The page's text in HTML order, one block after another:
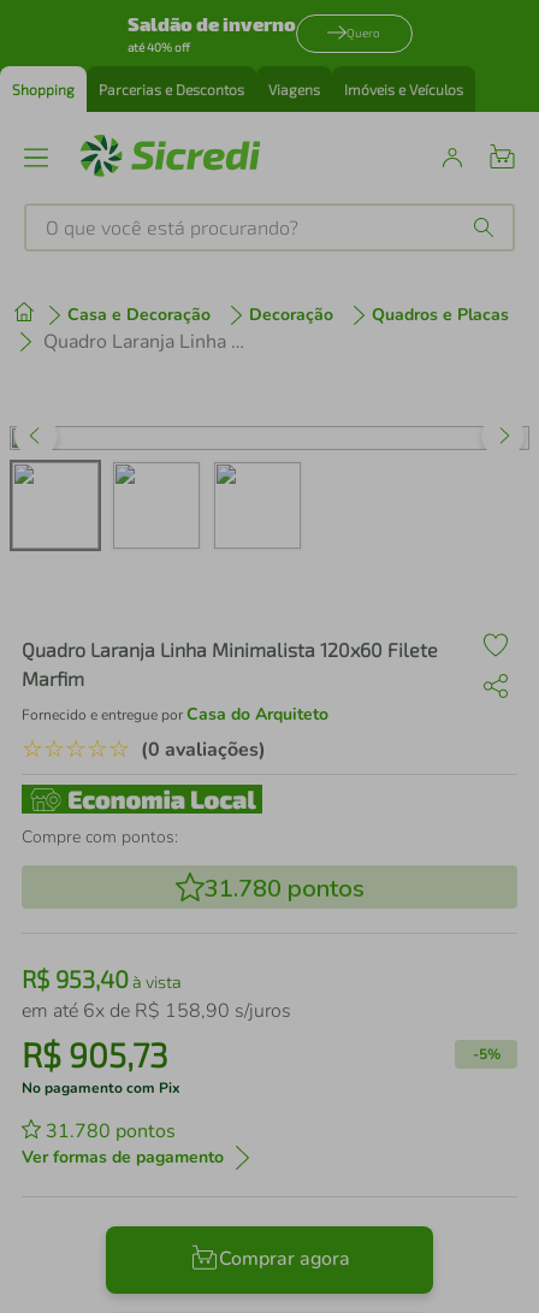
Saldão de inverno
até 40% off
Quero
Shopping Parcerias e Descontos Viagens Imóveis e Veículos
O que você está procurando?
Casa e Decoração Decoração Quadros e Placas
Quadro Laranja Linha Minimalista 120x60 Filete Marfim
Quadro Laranja Linha Minimalista 120x60 Filete
Marfim
Fornecido e entregue porCasa do Arquiteto
☆☆☆☆☆ (0 avaliações)
Compre com pontos:
31.780 pontos
R$ 953,40à vista
em até 6x de R$ 158,90 s/juros
R$ 905,73 -5%
No pagamento com Pix
31.780 pontos
Ver formas de pagamento
Comprar agora
1º tenis
perfume